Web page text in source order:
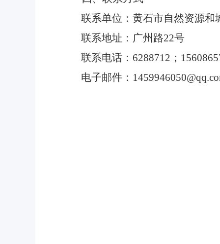
联系单位：黄石市自然资源和
联系地址：广州路22号
联系电话： 6288712 ；
电子邮件： 1459946050